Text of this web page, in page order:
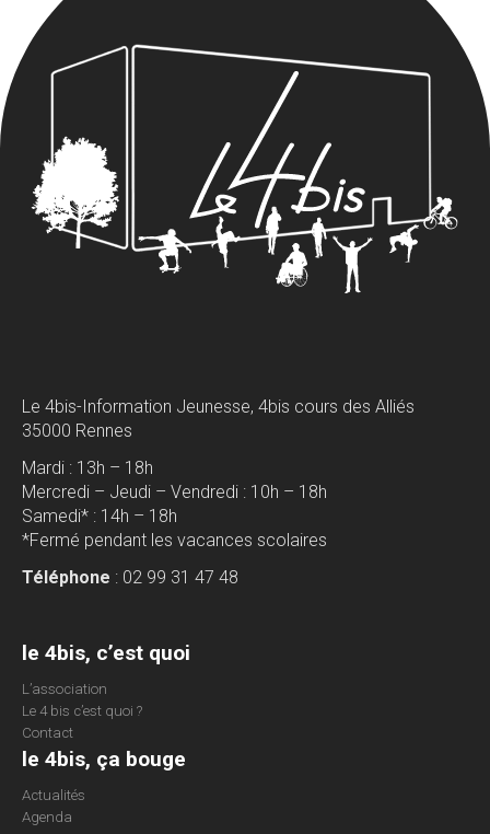
Le 4bis-Information Jeunesse, 4bis cours des Alliés
35000 Rennes
Mardi : 13h – 18h
Mercredi – Jeudi – Vendredi : 10h – 18h
Samedi* : 14h – 18h
*Fermé pendant les vacances scolaires
Téléphone : 02 99 31 47 48
le 4bis, c’est quoi
L’association
Le 4 bis c’est quoi ?
Contact
le 4bis, ça bouge
Actualités
Agenda